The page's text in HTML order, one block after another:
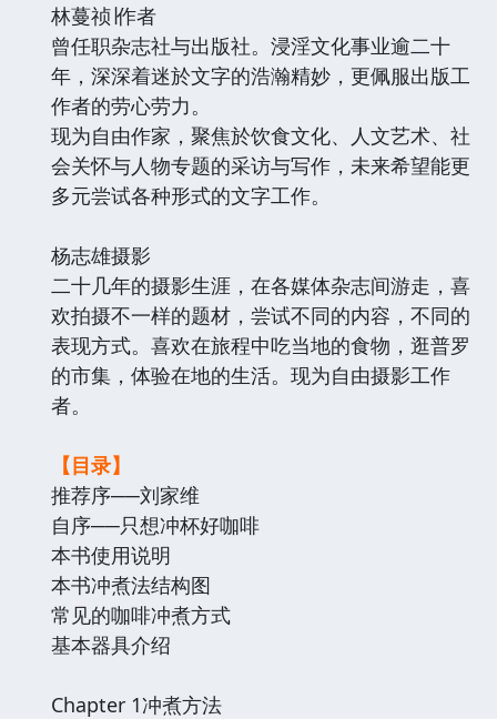
林蔓祯∣作者
曾任职杂志社与出版社。浸淫文化事业逾二十
年，深深着迷於文字的浩瀚精妙，更佩服出版工
作者的劳心劳力。
现为自由作家，聚焦於饮食文化、人文艺术、社
会关怀与人物专题的采访与写作，未来希望能更
多元尝试各种形式的文字工作。
杨志雄摄影
二十几年的摄影生涯，在各媒体杂志间游走，喜
欢拍摄不一样的题材，尝试不同的内容，不同的
表现方式。喜欢在旅程中吃当地的食物，逛普罗
的市集，体验在地的生活。现为自由摄影工作
者。
【目录】
推荐序──刘家维
自序──只想冲杯好咖啡
本书使用说明
本书冲煮法结构图
常见的咖啡冲煮方式
基本器具介绍
Chapter 1冲煮方法